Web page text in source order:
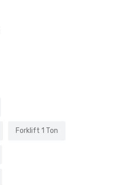
Forklift 1 Ton